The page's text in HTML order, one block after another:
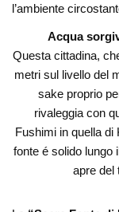
l’ambiente
Acqua
Questa cittadina,
metri sul livello del
sake proprio
rivaleggia con
Fushimi in quella di
fonte é solido lungo
apre del